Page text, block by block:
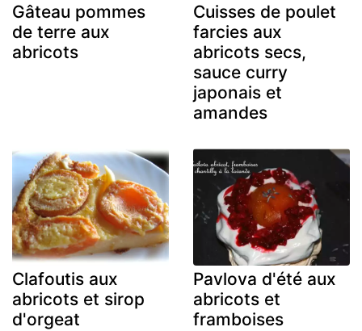
Gâteau pommes
de terre aux
abricots
Cuisses de poulet
farcies aux
abricots secs,
sauce curry
japonais et
amandes
Clafoutis aux
abricots et sirop
d'orgeat
Pavlova d'été aux
abricots et
framboises